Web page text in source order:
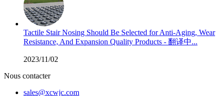
Tactile Stair Nosing Should Be Selected for Anti-Aging, Wear
Resistance, And Expansion Quality Products - 翻译中...
2023/11/02
Nous contacter
sales@xcwjc.com